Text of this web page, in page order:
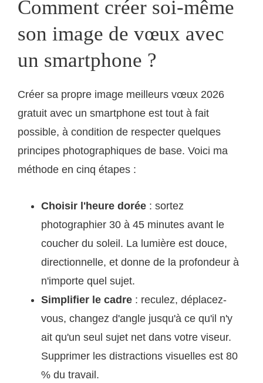
Comment créer soi-même
son image de vœux avec
un smartphone ?
Créer sa propre image meilleurs vœux 2026
gratuit avec un smartphone est tout à fait
possible, à condition de respecter quelques
principes photographiques de base. Voici ma
méthode en cinq étapes :
Choisir l'heure dorée : sortez
photographier 30 à 45 minutes avant le
coucher du soleil. La lumière est douce,
directionnelle, et donne de la profondeur à
n'importe quel sujet.
Simplifier le cadre : reculez, déplacez-
vous, changez d'angle jusqu'à ce qu'il n'y
ait qu'un seul sujet net dans votre viseur.
Supprimer les distractions visuelles est 80
% du travail.